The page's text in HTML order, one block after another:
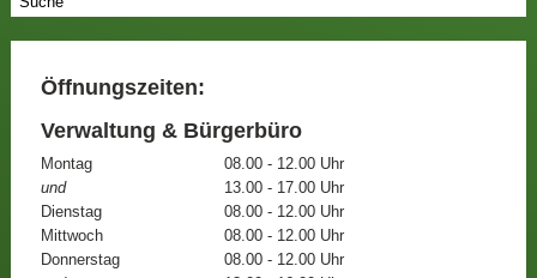
Öffnungszeiten:
Verwaltung & Bürgerbüro
Montag
08.00 - 12.00 Uhr
und
13.00 - 17.00 Uhr
Dienstag
08.00 - 12.00 Uhr
Mittwoch
08.00 - 12.00 Uhr
Donnerstag
08.00 - 12.00 Uhr